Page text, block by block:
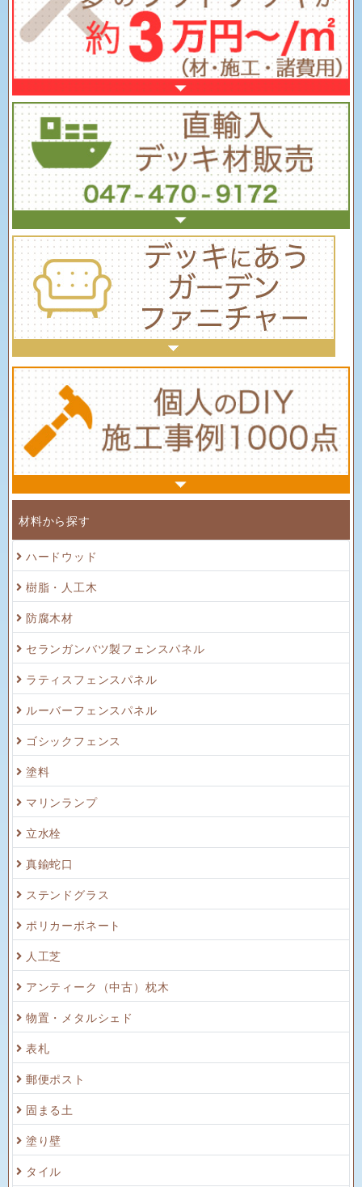
材料から探す
ハードウッド
樹脂・人工木
防腐木材
セランガンバツ製フェンスパネル
ラティスフェンスパネル
ルーバーフェンスパネル
ゴシックフェンス
塗料
マリンランプ
立水栓
真鍮蛇口
ステンドグラス
ポリカーボネート
人工芝
アンティーク（中古）枕木
物置・メタルシェド
表札
郵便ポスト
固まる土
塗り壁
タイル